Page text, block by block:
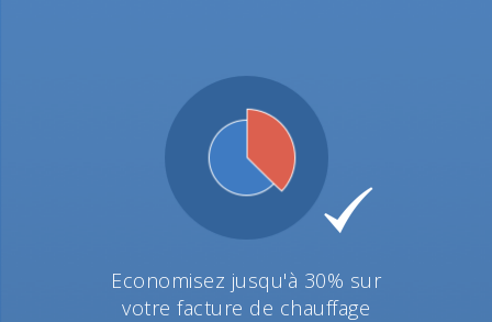
Economisez jusqu'à 30% sur
votre facture de chauffage